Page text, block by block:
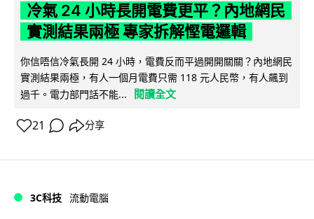
冷氣 24 小時長開電費更平？內地網民
實測結果兩極 專家拆解慳電邏輯
你信唔信冷氣長開 24 小時，電費反而平過開開關關？內地網民
實測結果兩極，有人一個月電費只需 118 元人民幣，有人飆到
過千。電力部門話不能...
閱讀全文
21 分享
3C科技 流動電腦